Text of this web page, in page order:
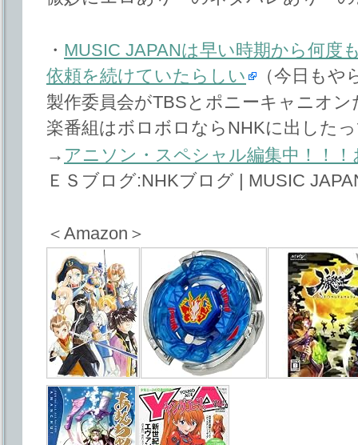
・ MUSIC JAPANは早い時期から何度
依頼を続けていたらしい
（今日もや
製作委員会がTBSとポニーキャニオ
楽番組はボロボロならNHKに出した
→ アニソン・スペシャル編集中！！
ＥＳブログ:NHKブログ | MUSIC
＜Amazon＞